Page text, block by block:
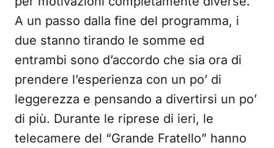
A un passo dalla fine del programma, i
due stanno tirando le somme ed
entrambi sono d’accordo che sia ora di
prendere l’esperienza con un po’ di
leggerezza e pensando a divertirsi un po’
di più. Durante le riprese di ieri, le
telecamere del “Grande Fratello” hanno